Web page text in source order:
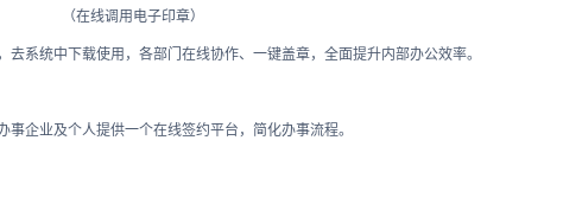
（在线调用电子印章）
系统中下载使用，各部门在线协作、一键盖章，全面提升内部办公效率。
企业及个人提供一个在线签约平台，简化办事流程。